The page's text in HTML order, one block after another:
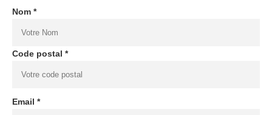
Nom *
Code postal *
Email *